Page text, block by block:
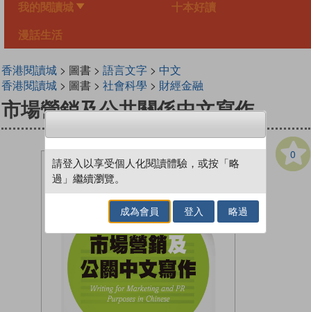
我的閱讀城 十本好讀
漫話生活
香港閱讀城> 圖書 > 語言文字> 中文
香港閱讀城> 圖書 > 社會科學 > 財經金融
市場營銷及公共關係中文寫作
0
請登入以享受個人化閱讀體驗，或按「略
過」繼續瀏覽。
成為會員 登入 略過